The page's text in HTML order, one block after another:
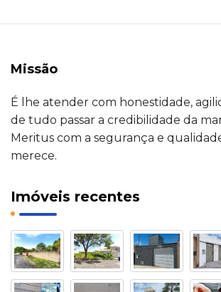
Missão
É lhe atender com honestidade,
de tudo passar a credibilidade da
Meritus com a segurança e
merece.
Imóveis recentes